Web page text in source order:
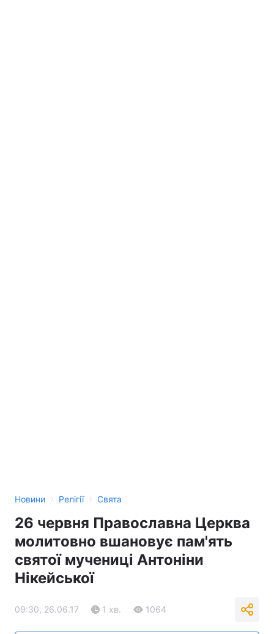
Новини › Релігії › Свята
26 червня Православна Церква
молитовно вшановує пам'ять
святої мучениці Антоніни
Нікейської
09:30, 26.06.17 1 хв. 1064